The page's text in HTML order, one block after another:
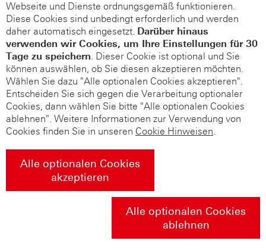
Webseite und Dienste ordnungsgemäß funktionieren.
Diese Cookies sind unbedingt erforderlich und werden
daher automatisch eingesetzt. Darüber hinaus
verwenden wir Cookies, um Ihre Einstellungen für 30
Tage zu speichern. Dieser Cookie ist optional und Sie
können auswählen, ob Sie diesen akzeptieren möchten.
Wählen Sie dazu "Alle optionalen Cookies akzeptieren".
Entscheiden Sie sich gegen die Verarbeitung optionaler
Cookies, dann wählen Sie bitte "Alle optionalen Cookies
ablehnen". Weitere Informationen zur Verwendung von
Cookies finden Sie in unseren Cookie Hinweisen.
Alle optionalen Cookies
akzeptieren
Alle optionalen Cookies
ablehnen